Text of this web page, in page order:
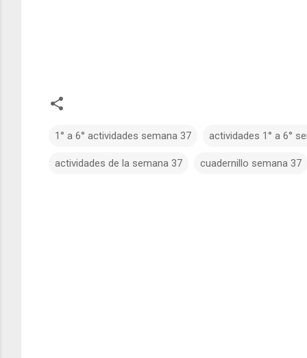
1° a 6° actividades semana 37 actividades 1° a 6°
actividades de la semana 37 cuadernillo semana 37